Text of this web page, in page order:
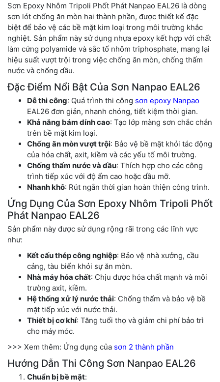
Sơn Epoxy Nhôm Tripoli Phốt Phát Nanpao EAL26 là dòng
sơn lót chống ăn mòn hai thành phần, được thiết kế đặc
biệt để bảo vệ các bề mặt kim loại trong môi trường khắc
nghiệt. Sản phẩm này sử dụng nhựa epoxy kết hợp với chất
làm cứng polyamide và sắc tố nhôm triphosphate, mang lại
hiệu suất vượt trội trong việc chống ăn mòn, chống thấm
nước và chống dầu.
Đặc Điểm Nổi Bật Của Sơn Nanpao EAL26
Dễ thi công: Quá trình thi công sơn epoxy Nanpao
EAL26 đơn giản, nhanh chóng, tiết kiệm thời gian.
Khả năng bám dính cao: Tạo lớp màng sơn chắc chắn
trên bề mặt kim loại.
Chống ăn mòn vượt trội: Bảo vệ bề mặt khỏi tác động
của hóa chất, axit, kiềm và các yếu tố môi trường.
Chống thấm nước và dầu: Thích hợp cho các công
trình tiếp xúc với độ ẩm cao hoặc dầu mỡ.
Nhanh khô: Rút ngắn thời gian hoàn thiện công trình.
Ứng Dụng Của Sơn Epoxy Nhôm Tripoli Phốt
Phát Nanpao EAL26
Sản phẩm này được sử dụng rộng rãi trong các lĩnh vực
như:
Kết cấu thép công nghiệp: Bảo vệ nhà xưởng, cầu
cảng, tàu biển khỏi sự ăn mòn.
Nhà máy hóa chất: Chịu được hóa chất mạnh và môi
trường axit, kiềm.
Hệ thống xử lý nước thải: Chống thấm và bảo vệ bề
mặt tiếp xúc với nước thải.
Thiết bị cơ khí: Tăng tuổi thọ và giảm chi phí bảo trì
cho máy móc.
>>> Xem thêm: Ứng dụng của sơn 2 thành phần
Hướng Dẫn Thi Công Sơn Nanpao EAL26
Chuẩn bị bề mặt: